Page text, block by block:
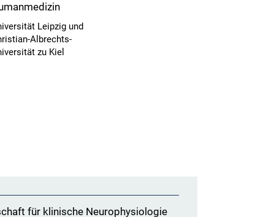
Leipzig und
Albrechts-
zu Kiel
für klinische Neurophysiologie